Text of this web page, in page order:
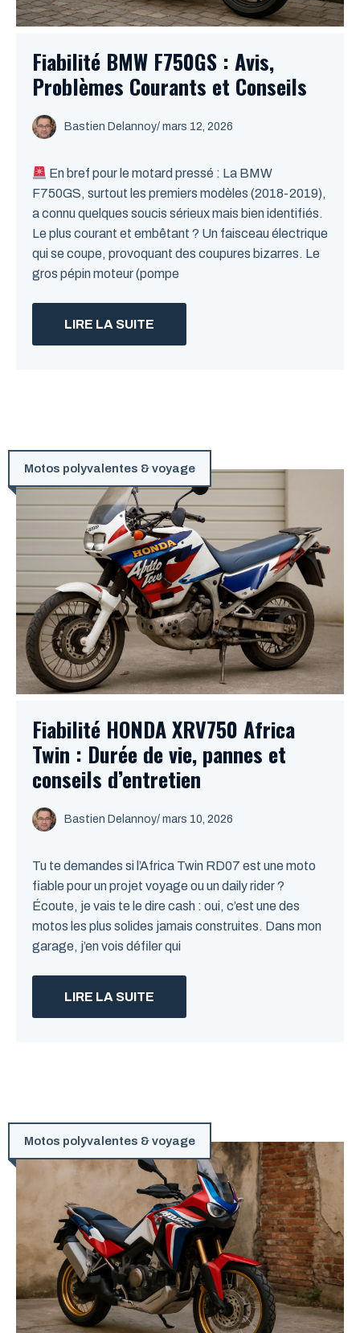
Fiabilité BMW F750GS : Avis,
Problèmes Courants et Conseils
Bastien Delannoy/ mars 12, 2026
En bref pour le motard pressé : La BMW
F750GS, surtout les premiers modèles (2018-2019),
a connu quelques soucis sérieux mais bien identifiés.
Le plus courant et embêtant ? Un faisceau électrique
qui se coupe, provoquant des coupures bizarres. Le
gros pépin moteur (pompe
LIRE LA SUITE
Motos polyvalentes & voyage
Fiabilité HONDA XRV750 Africa
Twin : Durée de vie, pannes et
conseils d’entretien
Bastien Delannoy/ mars 10, 2026
Tu te demandes si l’Africa Twin RD07 est une moto
fiable pour un projet voyage ou un daily rider ?
Écoute, je vais te le dire cash : oui, c’est une des
motos les plus solides jamais construites. Dans mon
garage, j’en vois défiler qui
LIRE LA SUITE
Motos polyvalentes & voyage